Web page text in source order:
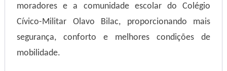
moradores e a comunidade escolar do Colégio
Cívico-Militar Olavo Bilac, proporcionando mais
segurança, conforto e melhores condições de
mobilidade.